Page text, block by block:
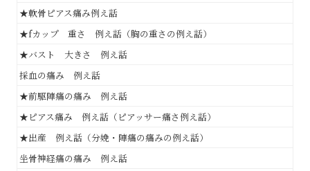
★軟骨ピアス痛み例え話
★fカップ 重さ 例え話（胸の重さの例え話）
★バスト 大きさ 例え話
採血の痛み 例え話
★前駆陣痛の痛み 例え話
★ピアス痛み 例え話（ピアッサー痛さ例え話）
★出産 例え話（分娩・陣痛の痛みの例え話）
坐骨神経痛の痛み 例え話